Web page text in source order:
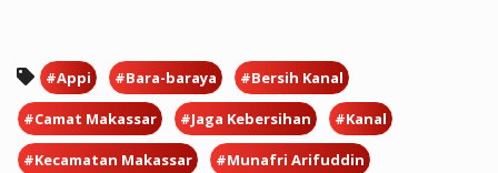
#Appi #Bara-baraya #Bersih Kanal
#Camat Makassar #Jaga Kebersihan #Kanal
#Kecamatan Makassar #Munafri Arifuddin